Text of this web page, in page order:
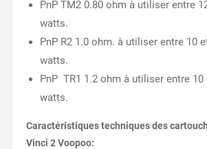
PnP TM2 0.80 ohm à utiliser entre
watts.
PnP R2 1.0 ohm. à utiliser entre 10
watts.
PnP TR1 1.2 ohm à utiliser entre 10
watts.
Caractéristiques techniques des
Vinci 2 Voopoo: